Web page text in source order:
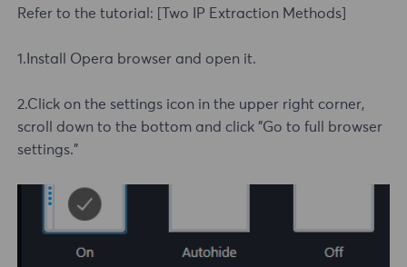
Refer to the tutorial: [Two IP Extraction Methods]
1.Install Opera browser and open it.
2.Click on the settings icon in the upper right corner,
scroll down to the bottom and click "Go to full browser
settings."